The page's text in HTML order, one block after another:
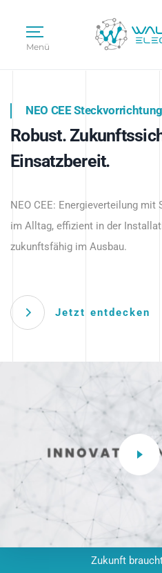
Menü
Intelligente
NEO CEE Steckvorrichtung
Robust.
Einsatzbereit.
NEO CEE: Energieverteilung mit
im Alltag, effizient in der
zukunftsfähig im Ausbau.
Jetzt entdecken
Intelligenz trifft
Anwendungen – robust, IP-
zukunftsfähig.
Zukunft